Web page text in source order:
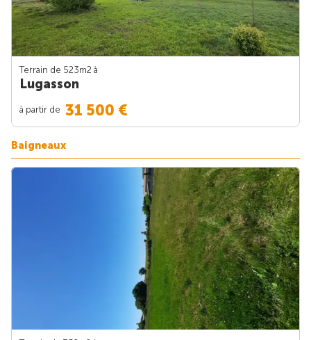
Terrain de 523m2 à
Lugasson
à partir de 31 500 €
Baigneaux